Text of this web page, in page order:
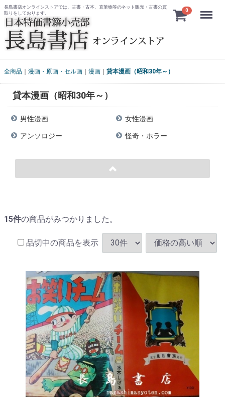
長島書店オンラインストアでは、古書・古本、直筆物等のネット販売・古書の買
取りをしております。
0 Menu
全商品 漫画・原画・セル画 漫画 貸本漫画（昭和30年～）
貸本漫画（昭和30年～）
男性漫画 女性漫画
アンソロジー 怪奇・ホラー
15件の商品がみつかりました。
品切中の商品を表示